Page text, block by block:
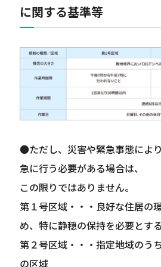
に関する基準等
●ただし、災害や緊急事態によ
急に行う必要がある場合は、
この限りではありません。
第１号区域・・・良好な住居の
め、特に静穏の保持を必要とす
第２号区域・・・指定地域のう
の区域